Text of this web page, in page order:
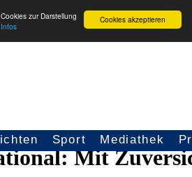
Cookies akzeptieren
zur Darstellung
Sport Mediathek
Mit